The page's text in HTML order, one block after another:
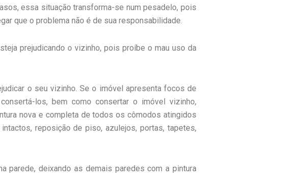
essa situação transforma-se num pesadelo, pois
que o problema não é de sua responsabilidade.
prejudicando o vizinho, pois proíbe o mau uso da
o seu vizinho. Se o imóvel apresenta focos de
los, bem como consertar o imóvel vizinho,
nova e completa de todos os cômodos atingidos
reposição de piso, azulejos, portas, tapetes,
parede, deixando as demais paredes com a pintura